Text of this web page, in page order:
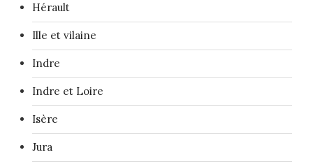
Hérault
Ille et vilaine
Indre
Indre et Loire
Isère
Jura